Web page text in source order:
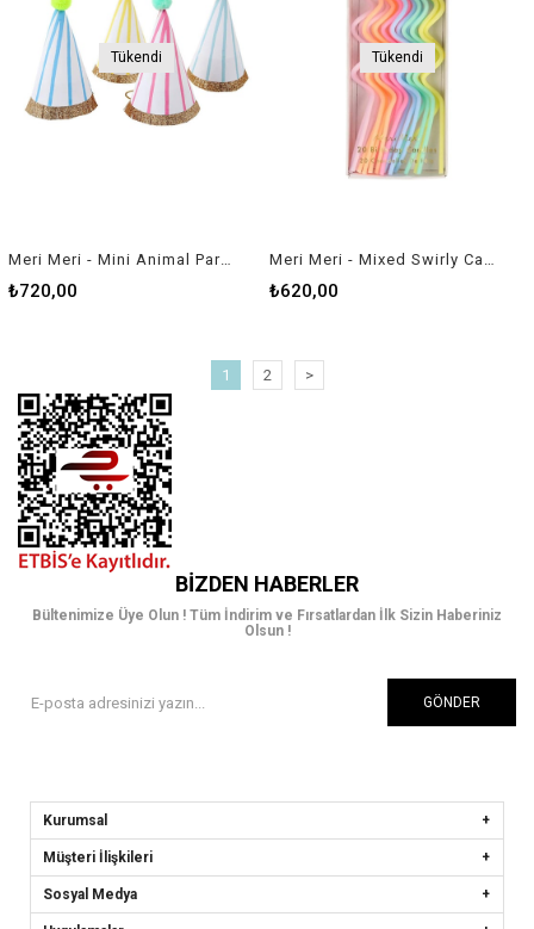
Tükendi
Meri Meri - Mini Animal Parade Hats - Mini Pon Ponlu Parti Şapkaları (8'li)
₺720,00
Tükendi
Meri Meri - Mixed Swirly Candles - Pastel Kıvrımlı Mumlar - 20'li
₺620,00
1 2 >
BIZDEN HABERLER
Bültenimize Üye Olun ! Tüm İndirim ve Fırsatlardan İlk Sizin Haberiniz
Olsun !
GÖNDER
Kurumsal
Müşteri İlişkileri
Sosyal Medya